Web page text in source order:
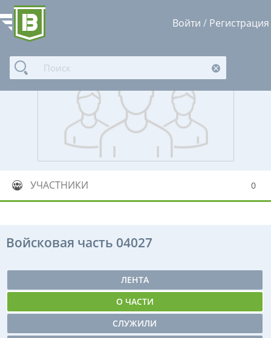
Войти / Регистрация
УЧАСТНИКИ 0
Войсковая часть 04027
ЛЕНТА
О ЧАСТИ
СЛУЖИЛИ